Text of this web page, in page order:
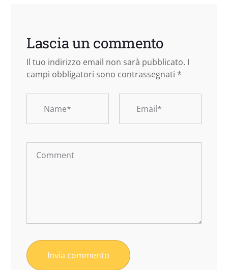
Lascia un commento
Il tuo indirizzo email non sarà pubblicato. I
campi obbligatori sono contrassegnati *